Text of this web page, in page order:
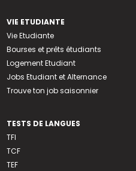
VIE ETUDIANTE
Vie Etudiante
Bourses et prêts étudiants
Logement Etudiant
Jobs Etudiant et Alternance
Trouve ton job saisonnier
TESTS DE LANGUES
TFI
TCF
TEF